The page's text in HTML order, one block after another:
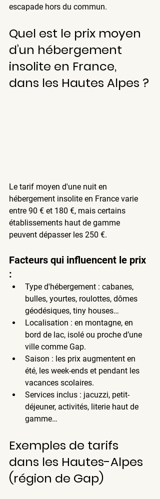
escapade hors du commun.
Quel est le prix moyen
d’un hébergement
insolite en France,
dans les Hautes Alpes ?
Le tarif moyen d'une nuit en
hébergement insolite en France varie
entre 90 € et 180 €, mais certains
établissements haut de gamme
peuvent dépasser les 250 €.
Facteurs qui influencent le prix
:
Type d'hébergement : cabanes,
bulles, yourtes, roulottes, dômes
géodésiques, tiny houses…
Localisation : en montagne, en
bord de lac, isolé ou proche d’une
ville comme Gap.
Saison : les prix augmentent en
été, les week-ends et pendant les
vacances scolaires.
Services inclus : jacuzzi, petit-
déjeuner, activités, literie haut de
gamme…
Exemples de tarifs
dans les Hautes-Alpes
(région de Gap)